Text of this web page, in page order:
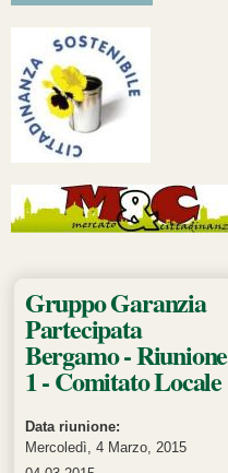
Gruppo Garanzia
Partecipata
Bergamo - Riunione
1 - Comitato Locale
Data riunione:
Mercoledì, 4 Marzo, 2015
Pagine